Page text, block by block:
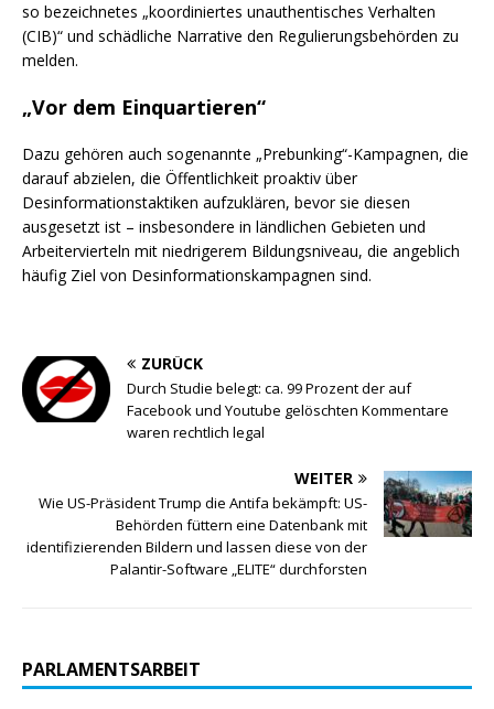
so bezeichnetes „koordiniertes unauthentisches Verhalten
(CIB)“ und schädliche Narrative den Regulierungsbehörden zu
melden.
„Vor dem Einquartieren“
Dazu gehören auch sogenannte „Prebunking“-Kampagnen, die
darauf abzielen, die Öffentlichkeit proaktiv über
Desinformationstaktiken aufzuklären, bevor sie diesen
ausgesetzt ist – insbesondere in ländlichen Gebieten und
Arbeitervierteln mit niedrigerem Bildungsniveau, die angeblich
häufig Ziel von Desinformationskampagnen sind.
ZURÜCK
Durch Studie belegt: ca. 99 Prozent der auf
Facebook und Youtube gelöschten Kommentare
waren rechtlich legal
WEITER
Wie US-Präsident Trump die Antifa bekämpft: US-
Behörden füttern eine Datenbank mit
identifizierenden Bildern und lassen diese von der
Palantir-Software „ELITE“ durchforsten
PARLAMENTSARBEIT